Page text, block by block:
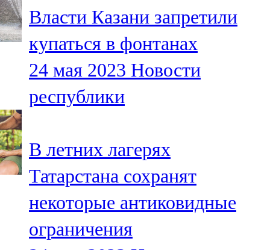
Түбән Кама
102,6 FM
Чирмешән
107,7 FM
103,0 FM
Чүпрәле
91,0 FM
Шәмәрдән
Власти Казани запретили
купаться в фонтанах
24 мая 2023 Новости
республики
В летних лагерях
Татарстана сохранят
некоторые антиковидные
ограничения